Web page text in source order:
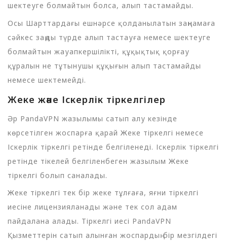
шектеуге болмайтын болса, алып тастамайды.
Осы Шарттардағы ешнәрсе қолданылатын заңнамаға
сәйкес заңды түрде алып тастауға немесе шектеуге
болмайтын жауапкершілікті, құқықтық қорғау
құралын не тұтынушы құқығын алып тастамайды
немесе шектемейді.
Жеке және Іскерлік тіркелгілер
Әр PandaVPN жазылымы сатып алу кезінде
көрсетілген жоспарға қарай Жеке тіркелгі немесе
Іскерлік тіркелгі ретінде белгіленеді. Іскерлік тіркелгі
ретінде тікелей белгіленбеген жазылым Жеке
тіркелгі болып саналады.
Жеке тіркелгі тек бір жеке тұлғаға, яғни тіркелгі
иесіне лицензияланады және тек сол адам
пайдалана алады. Тіркелгі иесі PandaVPN
Қызметтерін сатып алынған жоспардың бір мезгілдегі